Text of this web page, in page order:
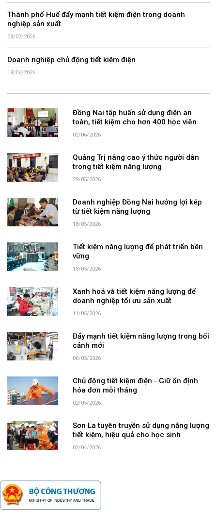
Thành phố Huế đẩy mạnh tiết kiệm điện trong doanh
nghiệp sản xuất
08/07/2026
Doanh nghiệp chủ động tiết kiệm điện
18/06/2026
Đồng Nai tập huấn sử dụng điện an
toàn, tiết kiệm cho hơn 400 học viên
02/06/2026
Quảng Trị nâng cao ý thức người dân
trong tiết kiệm năng lượng
29/05/2026
Doanh nghiệp Đồng Nai hưởng lợi kép
từ tiết kiệm năng lượng
18/05/2026
Tiết kiệm năng lượng để phát triển bền
vững
13/05/2026
Xanh hoá và tiết kiệm năng lượng để
doanh nghiệp tối ưu sản xuất
11/05/2026
Đẩy mạnh tiết kiệm năng lượng trong bối
cảnh mới
06/05/2026
Chủ động tiết kiệm điện - Giữ ổn định
hóa đơn mỗi tháng
02/05/2026
Sơn La tuyên truyền sử dụng năng lượng
tiết kiệm, hiệu quả cho học sinh
02/04/2026